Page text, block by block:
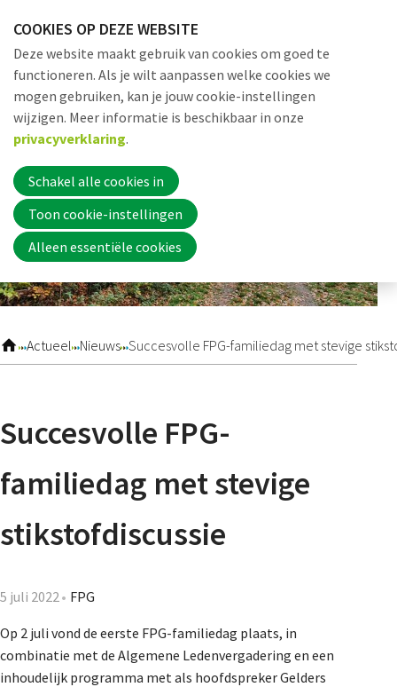
links
over
Jump
to
navigation
to
main
content
Actueel Nieuws Succesvolle FPG-familiedag met stevige
Succesvolle FPG-
familiedag met stevige
stikstofdiscussie
5 juli 2022 FPG
Op 2 juli vond de eerste FPG-familiedag plaats, in
combinatie met de Algemene Ledenvergadering en een
inhoudelijk programma met als hoofdspreker Gelders
Word nu lid
Provincies
COOKIES OP DEZE WEBSITE
Deze website maakt gebruik van cookies om goed te
functioneren. Als je wilt aanpassen welke cookies we
mogen gebruiken, kan je jouw cookie-instellingen
wijzigen. Meer informatie is beschikbaar in onze
privacyverklaring.
Schakel alle cookies in
Toon cookie-instellingen
Alleen essentiële cookies